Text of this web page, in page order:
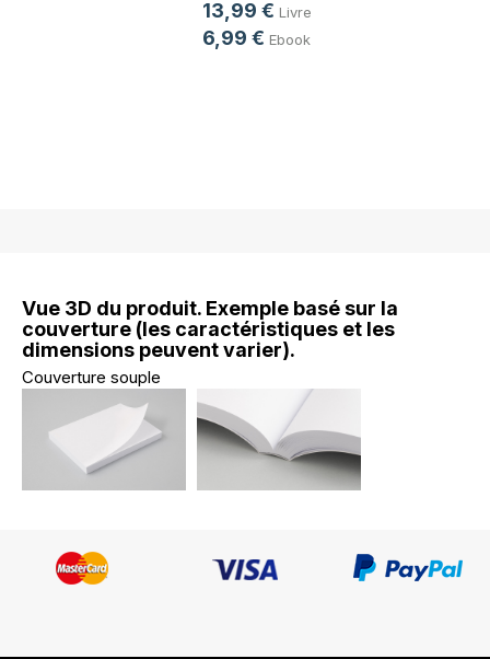
13,99 € Livre
6,99 € Ebook
Vue 3D du produit. Exemple basé sur la
couverture (les caractéristiques et les
dimensions peuvent varier).
Couverture souple